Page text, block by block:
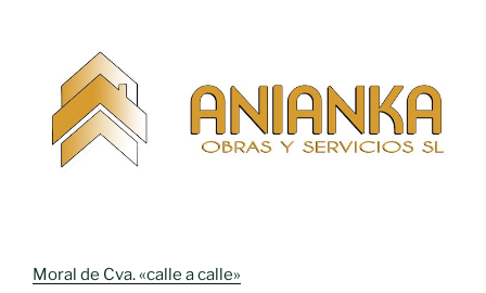
Moral de Cva. «calle a calle»